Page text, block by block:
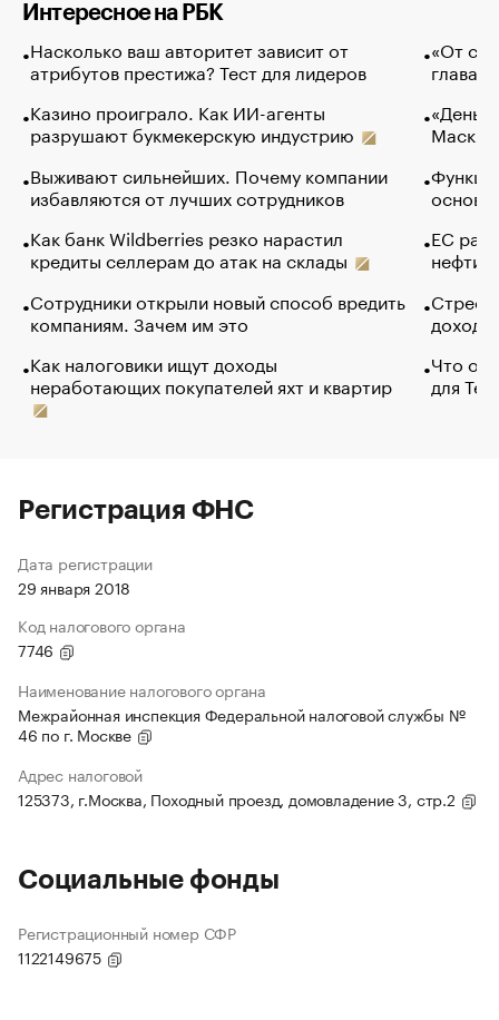
Интересное на РБК
Насколько ваш авторитет зависит от
атрибутов престижа? Тест для лидеров
Казино проиграло. Как ИИ-агенты
разрушают букмекерскую индустрию
Выживают сильнейших. Почему компании
избавляются от лучших сотрудников
Как банк Wildberries резко нарастил
кредиты селлерам до атак на склады
Сотрудники открыли новый способ вредить
компаниям. Зачем им это
Как налоговики ищут доходы
неработающих покупателей яхт и квартир
«От
глава
Маск в
основ
ЕС
нефти
Что
для
Регистрация ФНС
Дата регистрации
29 января 2018
Код налогового органа
7746
Наименование налогового органа
Межрайонная инспекция Федеральной налоговой службы №
46 по г. Москве
Адрес налоговой
125373, г.Москва, Походный проезд, домовладение 3, стр.2
Социальные фонды
Регистрационный номер СФР
1122149675